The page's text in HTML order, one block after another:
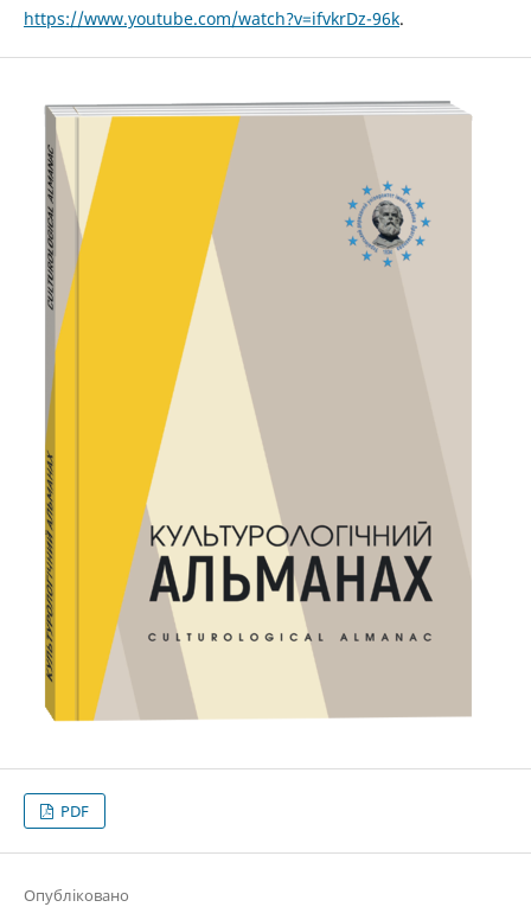
https://www.youtube.com/watch?v=ifvkrDz-96k.
PDF
Опубліковано